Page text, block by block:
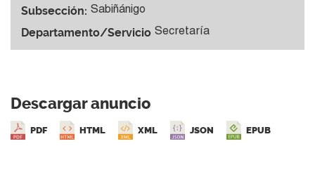
Subsección: Sabiñánigo
Departamento/Servicio Secretaría
Descargar anuncio
PDF HTML XML JSON EPUB